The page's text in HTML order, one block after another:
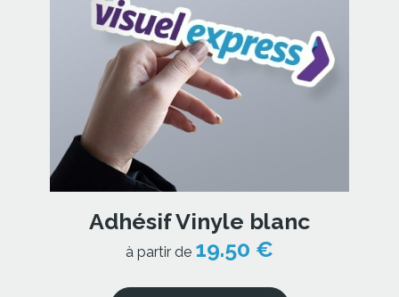
Adhésif Vinyle blanc
à partir de 19.50 €